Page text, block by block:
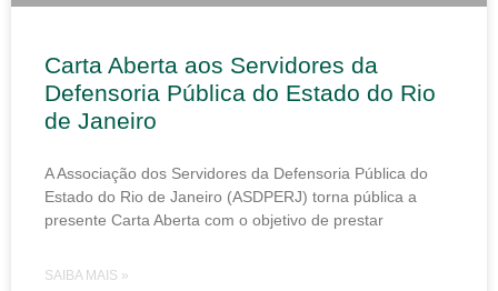
Carta Aberta aos Servidores da
Defensoria Pública do Estado do Rio
de Janeiro
A Associação dos Servidores da Defensoria Pública do
Estado do Rio de Janeiro (ASDPERJ) torna pública a
presente Carta Aberta com o objetivo de prestar
SAIBA MAIS »